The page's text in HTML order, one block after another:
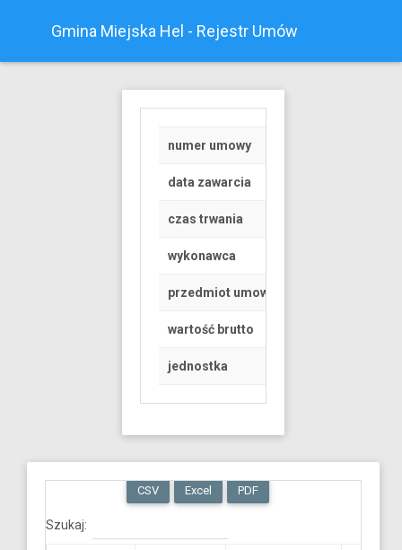
Gmina Miejska Hel - Rejestr Umów
numer umowy
data zawarcia
czas trwania
wykonawca
przedmiot umowy
wartość brutto
jednostka
CSV Excel PDF
Szukaj: